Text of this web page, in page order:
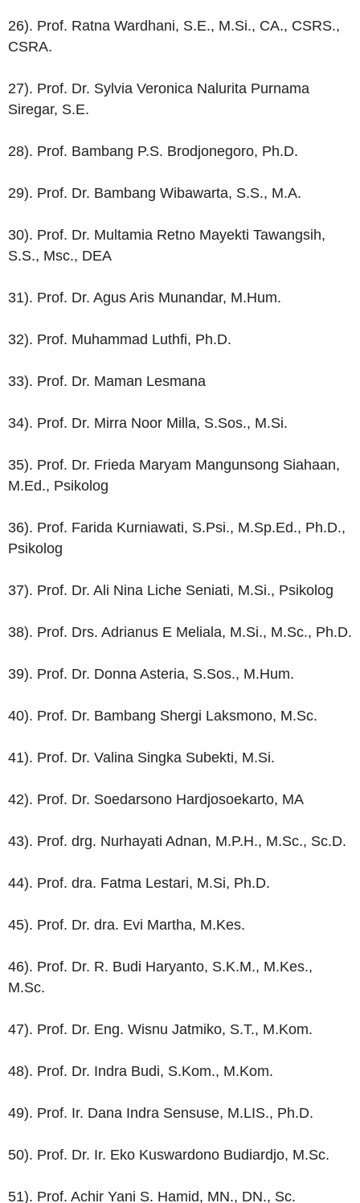
26). Prof. Ratna Wardhani, S.E., M.Si., CA., CSRS.,
CSRA.
27). Prof. Dr. Sylvia Veronica Nalurita Purnama
Siregar, S.E.
28). Prof. Bambang P.S. Brodjonegoro, Ph.D.
29). Prof. Dr. Bambang Wibawarta, S.S., M.A.
30). Prof. Dr. Multamia Retno Mayekti Tawangsih,
S.S., Msc., DEA
31). Prof. Dr. Agus Aris Munandar, M.Hum.
32). Prof. Muhammad Luthfi, Ph.D.
33). Prof. Dr. Maman Lesmana
34). Prof. Dr. Mirra Noor Milla, S.Sos., M.Si.
35). Prof. Dr. Frieda Maryam Mangunsong Siahaan,
M.Ed., Psikolog
36). Prof. Farida Kurniawati, S.Psi., M.Sp.Ed., Ph.D.,
Psikolog
37). Prof. Dr. Ali Nina Liche Seniati, M.Si., Psikolog
38). Prof. Drs. Adrianus E Meliala, M.Si., M.Sc., Ph.D.
39). Prof. Dr. Donna Asteria, S.Sos., M.Hum.
40). Prof. Dr. Bambang Shergi Laksmono, M.Sc.
41). Prof. Dr. Valina Singka Subekti, M.Si.
42). Prof. Dr. Soedarsono Hardjosoekarto, MA
43). Prof. drg. Nurhayati Adnan, M.P.H., M.Sc., Sc.D.
44). Prof. dra. Fatma Lestari, M.Si, Ph.D.
45). Prof. Dr. dra. Evi Martha, M.Kes.
46). Prof. Dr. R. Budi Haryanto, S.K.M., M.Kes.,
M.Sc.
47). Prof. Dr. Eng. Wisnu Jatmiko, S.T., M.Kom.
48). Prof. Dr. Indra Budi, S.Kom., M.Kom.
49). Prof. Ir. Dana Indra Sensuse, M.LIS., Ph.D.
50). Prof. Dr. Ir. Eko Kuswardono Budiardjo, M.Sc.
51). Prof. Achir Yani S. Hamid, MN., DN., Sc.